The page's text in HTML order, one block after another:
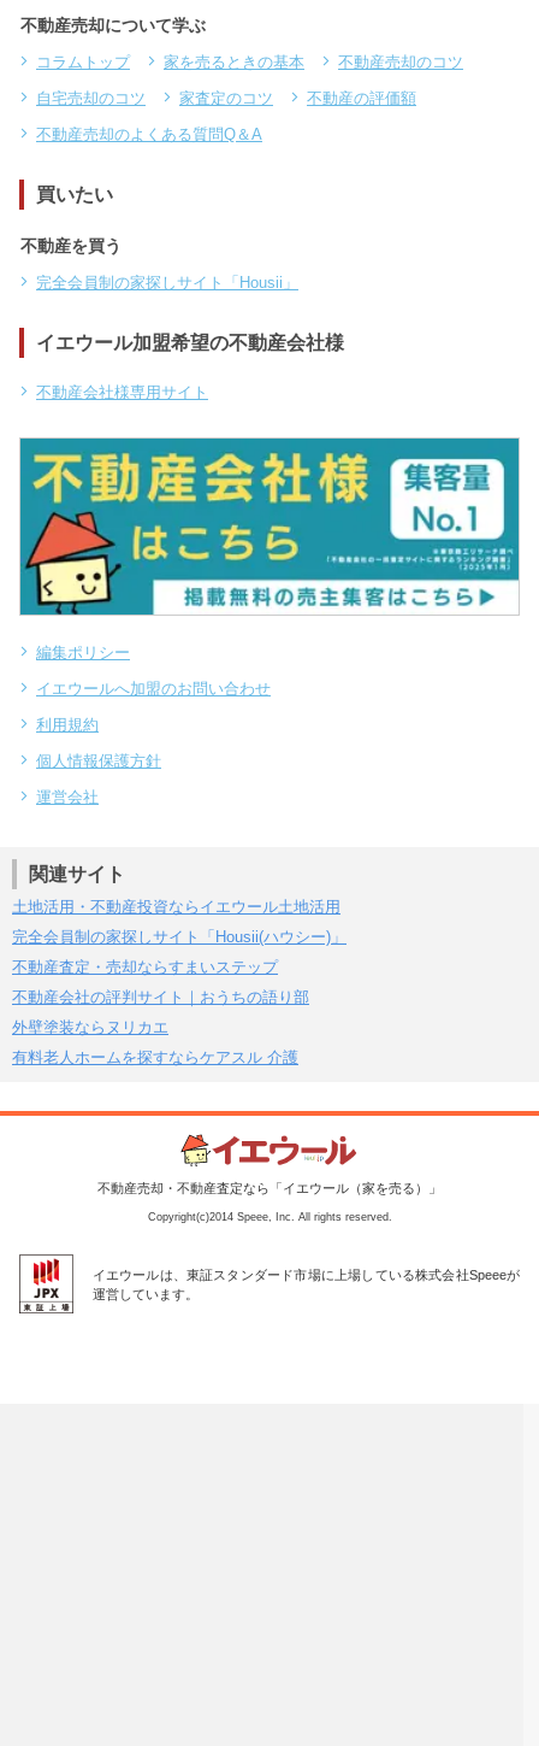
不動産売却について学ぶ
コラムトップ 家を売るときの基本
不動産売却のコツ
自宅売却のコツ
家査定のコツ
不動産の評価額
不動産売却のよくある質問Q＆A
買いたい
不動産を買う
完全会員制の家探しサイト「Housii」
イエウール加盟希望の不動産会社様
不動産会社様専用サイト
編集ポリシー
イエウールへ加盟のお問い合わせ
利用規約
個人情報保護方針
運営会社
関連サイト
土地活用・不動産投資ならイエウール土地活用
完全会員制の家探しサイト「Housii(ハウシー)」
不動産査定・売却ならすまいステップ
不動産会社の評判サイト｜おうちの語り部
外壁塗装ならヌリカエ
有料老人ホームを探すならケアスル 介護
不動産売却・不動産査定なら「イエウール（家を売る）」
Copyright(c)2014 Speee, Inc. All rights reserved.
イエウールは、東証スタンダード市場に上場している株式会社Speeeが
運営しています。